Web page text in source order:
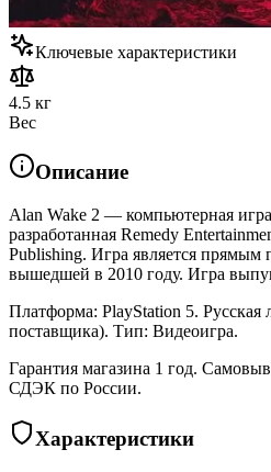
Ключевые характеристики
4.5 кг
Вес
Описание
Alan Wake 2 — компьютерная
разработанная Remedy
Publishing. Игра является прямым
вышедшей в 2010 году. Игра
Платформа: PlayStation 5. Русская
поставщика). Тип: Видеоигра.
Гарантия магазина 1 год.
СДЭК по России.
Характеристики